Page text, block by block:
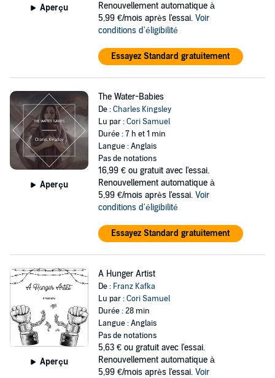
Aperçu
Renouvellement automatique à
5,99 €/mois après l'essai. Voir
conditions d'éligibilité
Essayez Standard gratuitement
Aperçu
The Water-Babies
De :Charles Kingsley
Lu par :Cori Samuel
Durée : 7 h et 1 min
Langue : Anglais
Pas de notations
16,99 € ou gratuit avec l'essai.
Renouvellement automatique à
5,99 €/mois après l'essai. Voir
conditions d'éligibilité
Essayez Standard gratuitement
Aperçu
A Hunger Artist
De : Franz Kafka
Lu par :Cori Samuel
Durée : 28 min
Langue : Anglais
Pas de notations
5,63 € ou gratuit avec l'essai.
Renouvellement automatique à
5,99 €/mois après l'essai. Voir